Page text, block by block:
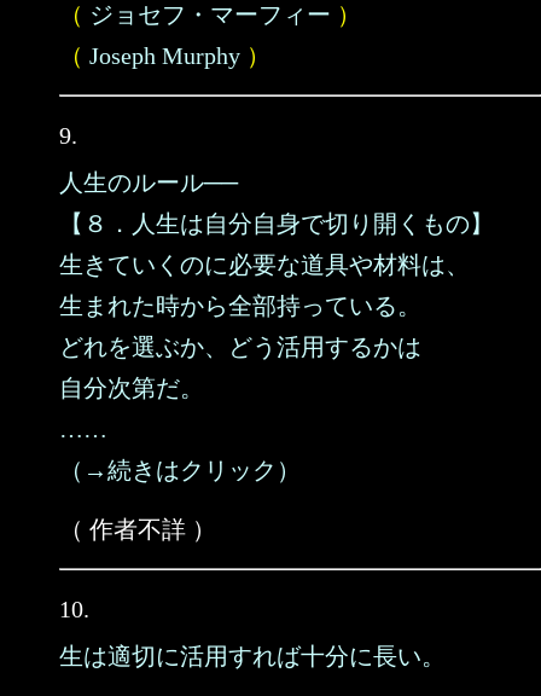
（ ジョセフ・マーフィー ）
（ Joseph Murphy ）
9.
人生のルール──
【８．人生は自分自身で切り開くもの】
生きていくのに必要な道具や材料は、
生まれた時から全部持っている。
どれを選ぶか、どう活用するかは
自分次第だ。
……
（→続きはクリック）
（ 作者不詳 ）
10.
生は適切に活用すれば十分に長い。